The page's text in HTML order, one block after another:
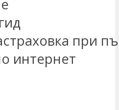
при
интернет